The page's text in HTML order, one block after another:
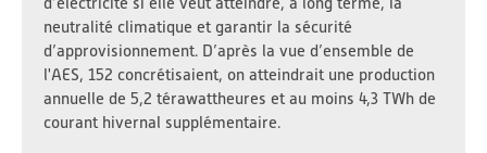
neutralité climatique et garantir la sécurité
d’approvisionnement. D’après la vue d’ensemble de
l'AES, 152 concrétisaient, on atteindrait une production
annuelle de 5,2 térawattheures et au moins 4,3 TWh de
courant hivernal supplémentaire.